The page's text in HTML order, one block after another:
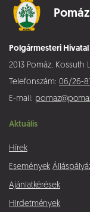
Polgármesteri Hivatal
2013 Pomáz, Kossuth
Telefonszám: 06/26-
E-mail:
Aktuális
Hírek
Események
Ajánlatkérések
Hirdetmények